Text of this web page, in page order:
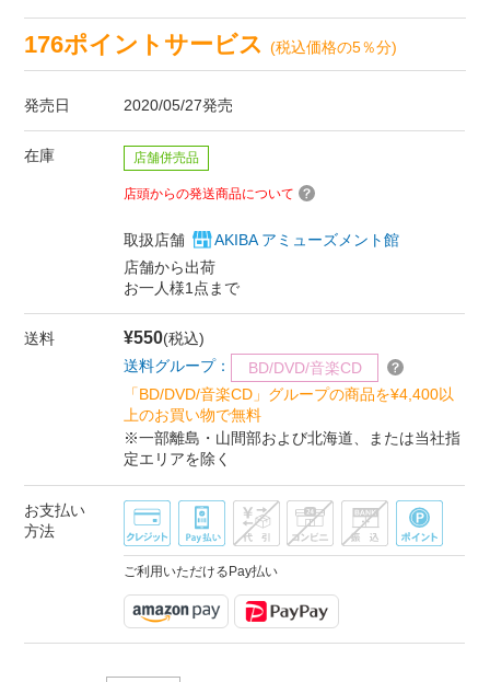
176ポイントサービス(税込価格の5％分)
発売日 2020/05/27発売
在庫 店舗併売品
店頭からの発送商品について
取扱店舗
AKIBA アミューズメント館
店舗から出荷
お一人様1点まで
送料 ¥550(税込)
送料グループ：
BD/DVD/音楽CD
「BD/DVD/音楽CD」グループの商品を¥4,400以
上のお買い物で無料
※一部離島・山間部および北海道、または当社指
定エリアを除く
お支払い
方法
ご利用いただけるPay払い